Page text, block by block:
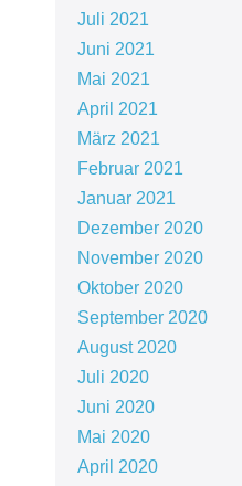
Juli 2021
Juni 2021
Mai 2021
April 2021
März 2021
Februar 2021
Januar 2021
Dezember 2020
November 2020
Oktober 2020
September 2020
August 2020
Juli 2020
Juni 2020
Mai 2020
April 2020